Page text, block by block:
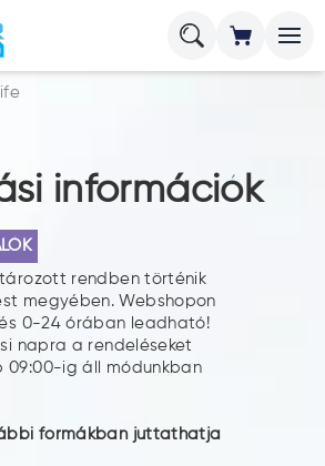
információk
rendben történik
megyében. Webshopon
0-24 órában leadható!
napra a rendeléseket
09:00-ig áll módunkban
formákban juttathatja